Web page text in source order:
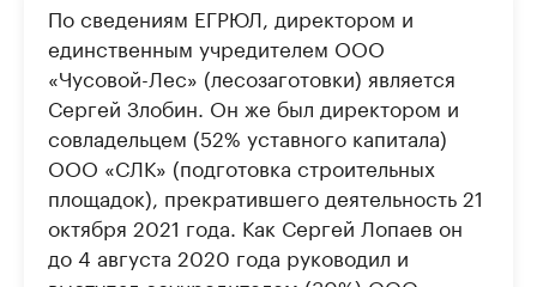
По сведениям ЕГРЮЛ, директором и
единственным учредителем ООО
«Чусовой-Лес» (лесозаготовки) является
Сергей Злобин. Он же был директором и
совладельцем (52% уставного капитала)
ООО «СЛК» (подготовка строительных
площадок), прекратившего деятельность 21
октября 2021 года. Как Сергей Лопаев он
до 4 августа 2020 года руководил и